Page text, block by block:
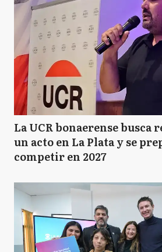
La UCR bonaerense busca
un acto en La Plata y se
competir en 2027